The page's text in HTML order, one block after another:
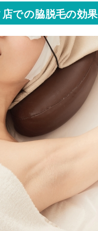
での脇脱毛の効果